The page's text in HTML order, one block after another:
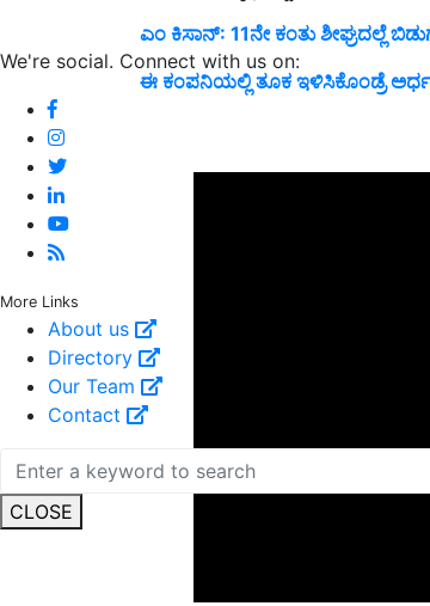
We're social. Connect with us on:
More Links
About us
Directory
Our Team
Contact
CLOSE
ಎಂ ಕಿಸಾನ್: 11ನೇ ಕಂತು ಶೀಘ್ರದಲ್ಲೆ
ಈ ಕಂಪನಿಯಲ್ಲಿ ತೂಕ ಇಳಿಸಿಕೊಂಡ್ರೆ